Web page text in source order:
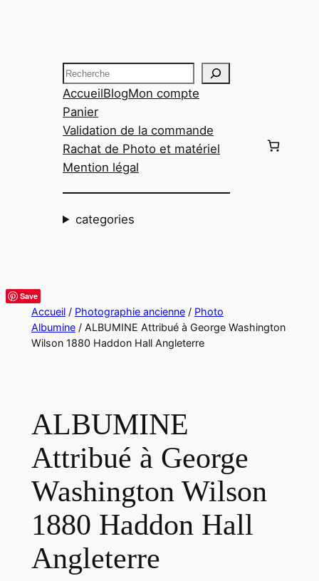
Recherche
AccueilBlogMon compte
Panier
Validation de la commande
Rachat de Photo et matériel
Mention légal
categories
Save
Accueil/ Photographie ancienne/ Photo
Albumine/ ALBUMINE Attribué à George Washington
Wilson 1880 Haddon Hall Angleterre
ALBUMINE
Attribué à George
Washington Wilson
1880 Haddon Hall
Angleterre